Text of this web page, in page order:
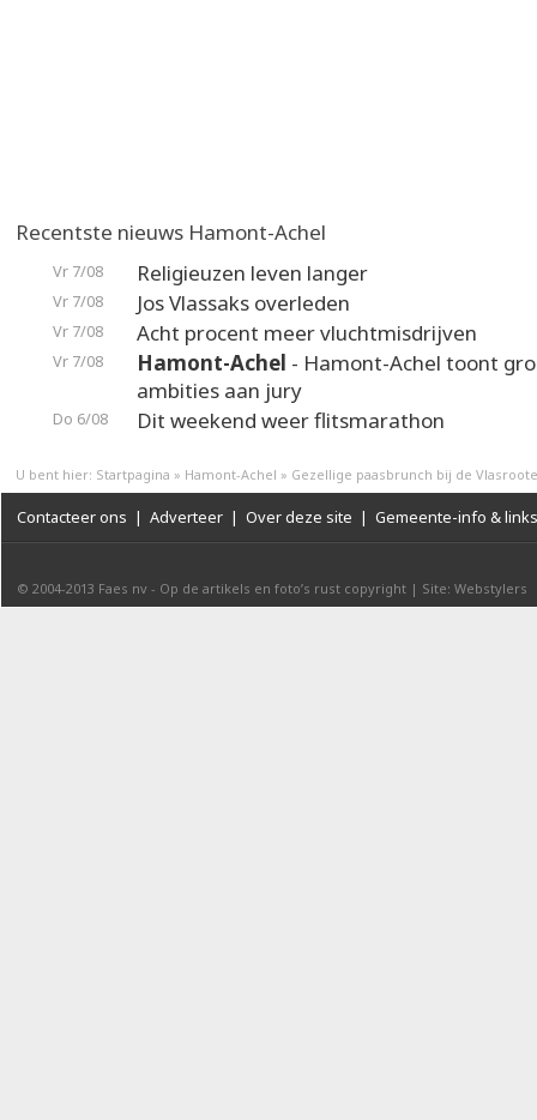
Recentste nieuws Hamont-Achel
Vr 7/08 Religieuzen leven langer
Vr 7/08 Jos Vlassaks overleden
Vr 7/08 Acht procent meer vluchtmisdrijven
Vr 7/08 Hamont-Achel - Hamont-Achel toont
ambities aan jury
Do 6/08 Dit weekend weer flitsmarathon
U bent hier: Startpagina » Hamont-Achel » Gezellige paasbrunch bij de
Contacteer ons | Adverteer | Over deze site | Gemeente-info & links
© 2004-2013 Faes nv - Op de artikels en foto’s rust copyright | Site: Webstylers